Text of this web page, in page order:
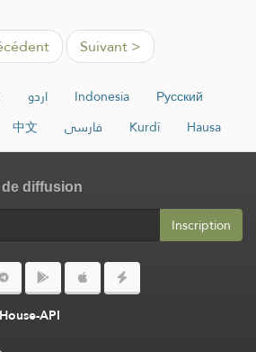
Suivant >
اردو Indonesia
Русский
中文 فارسی Kurdî Hausa
de diffusion
Inscription
API